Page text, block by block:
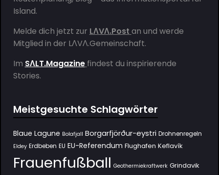
Island.
Melde dich jetzt zur LΛVΛ.Post an und werde
Mitglied in der LΛVΛ.Gemeinschaft.
Im SΛLT.Magazine findest du inspirierende
Stories.
Meistgesuchte Schlagwörter
Blaue Lagune Bolafjall Borgarfjörður-eystri Drohnenregeln
Eldey Erdbeben EU EU-Referendum Flughafen Keflavík
Frauenfußball Geothermiekraftwerk Grindavik